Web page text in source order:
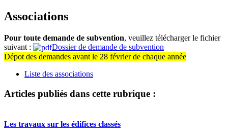
Associations
Pour toute demande de subvention, veuillez télécharger le fichier
suivant :
Dossier de demande de subvention
Dépot des demandes avant le 28 février de chaque année
Liste des associations
Articles publiés dans cette rubrique :
Les travaux sur les édifices classés